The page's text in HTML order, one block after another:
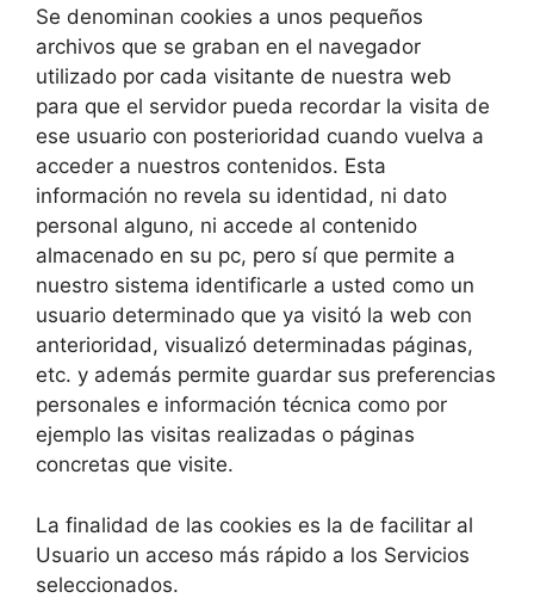
Se denominan cookies a unos pequeños
archivos que se graban en el navegador
utilizado por cada visitante de nuestra web
para que el servidor pueda recordar la visita de
ese usuario con posterioridad cuando vuelva a
acceder a nuestros contenidos. Esta
información no revela su identidad, ni dato
personal alguno, ni accede al contenido
almacenado en su pc, pero sí que permite a
nuestro sistema identificarle a usted como un
usuario determinado que ya visitó la web con
anterioridad, visualizó determinadas páginas,
etc. y además permite guardar sus preferencias
personales e información técnica como por
ejemplo las visitas realizadas o páginas
concretas que visite.
La finalidad de las cookies es la de facilitar al
Usuario un acceso más rápido a los Servicios
seleccionados.